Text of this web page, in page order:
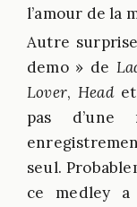
l’amour de la
Autre
demo » de
Lover,Head
pas d’une
seul.
ce medley